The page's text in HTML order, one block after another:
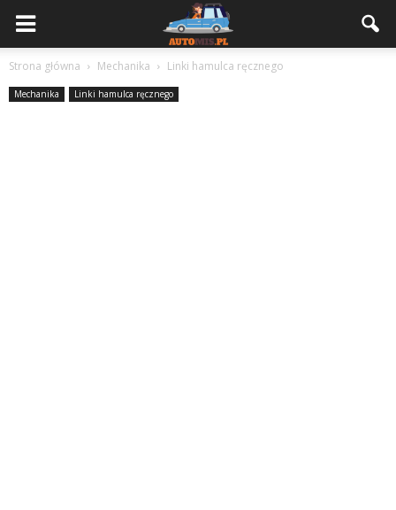
Strona główna Mechanika Linki hamulca ręcznego
Mechanika Linki hamulca ręcznego